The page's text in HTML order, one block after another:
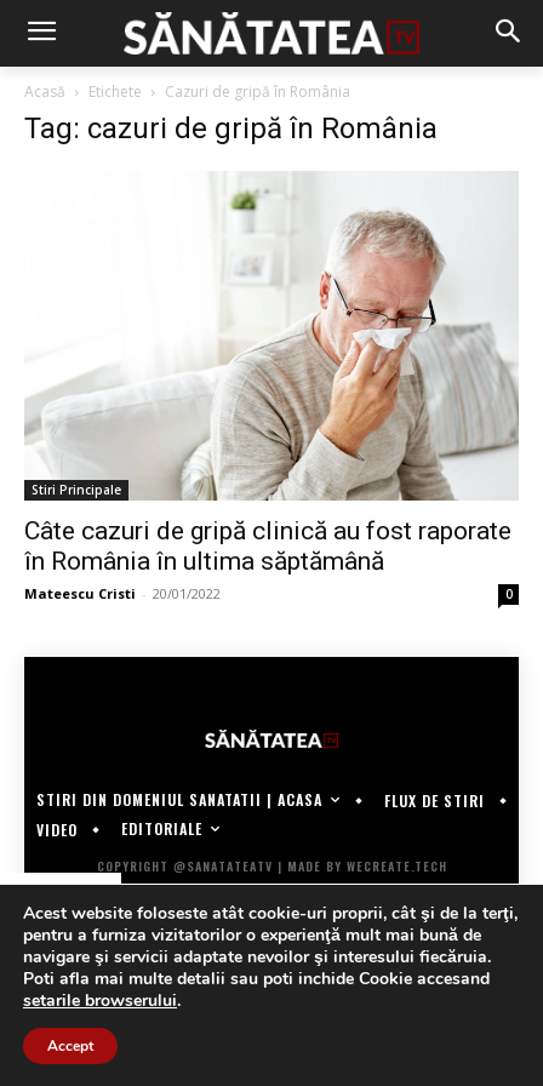
Acasă Etichete Cazuri de gripă în România
Tag: cazuri de gripă în România
Stiri Principale
Câte cazuri de gripă clinică au fost raporate
în România în ultima săptămână
Mateescu Cristi - 20/01/2022 0
STIRI DIN DOMENIUL SANATATII | ACASA
FLUX DE STIRI
VIDEO
EDITORIALE
COPYRIGHT @SANATATEATV | MADE BY WECREATE.TECH
Acest website foloseste atât cookie-uri proprii, cât şi de la terţi,
pentru a furniza vizitatorilor o experienţă mult mai bună de
navigare şi servicii adaptate nevoilor şi interesului fiecăruia.
Poti afla mai multe detalii sau poti inchide Cookie accesand
setarile browserului.
Accept